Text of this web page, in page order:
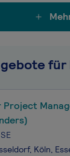
für
Project
Köln,